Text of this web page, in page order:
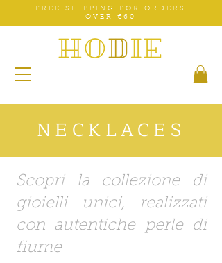
FREE SHIPPING FOR ORDERS
OVER €60
NECKLACES
Scopri la collezione di
gioielli unici, realizzati
con autentiche perle di
fiume